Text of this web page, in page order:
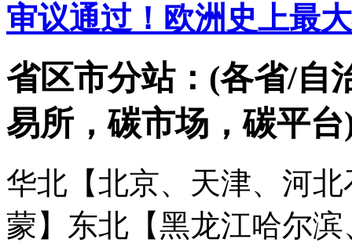
审议通过！欧洲史上最
省区市分站：(各省/自
易所，碳市场，碳平台
华北【北京、天津、河
蒙】 东北【黑龙江哈尔